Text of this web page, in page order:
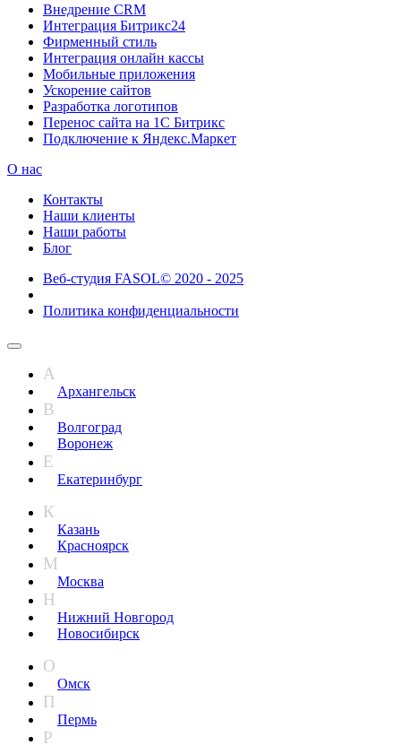
Внедрение CRM
Интеграция Битрикс24
Фирменный стиль
Интеграция онлайн кассы
Мобильные приложения
Ускорение сайтов
Разработка логотипов
Перенос сайта на 1С Битрикс
Подключение к Яндекс.Маркет
О нас
Контакты
Наши клиенты
Наши работы
Блог
Веб-студия FASOL© 2020 - 2025
Политика конфиденциальности
А
Архангельск
В
Волгоград
Воронеж
Е
Екатеринбург
К
Казань
Красноярск
М
Москва
Н
Нижний Новгород
Новосибирск​
О
Омск
П
Пермь
Р